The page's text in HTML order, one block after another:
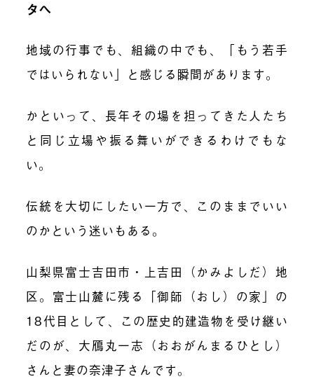
タへ
地域の行事でも、組織の中でも、「もう若手
ではいられない」と感じる瞬間があります。
かといって、長年その場を担ってきた人たち
と同じ立場や振る舞いができるわけでもな
い。
伝統を大切にしたい一方で、このままでいい
のかという迷いもある。
山梨県富士吉田市・上吉田（かみよしだ）地
区。富士山麓に残る「御師（おし）の家」の
18代目として、この歴史的建造物を受け継い
だのが、大鴈丸一志（おおがんまるひとし）
さんと妻の奈津子さんです。